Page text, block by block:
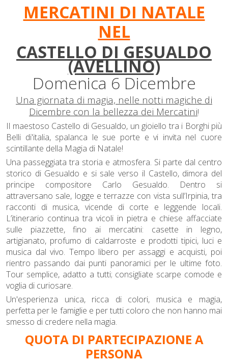
MERCATINI DI NATALE
NEL
CASTELLO DI GESUALDO
(AVELLINO)
Domenica 6 Dicembre
Una giornata di magia, nelle notti magiche di
Dicembre con la bellezza dei Mercatini!
Il maestoso Castello di Gesualdo, un gioiello tra i Borghi più
Belli di'italia, spalanca le sue porte e vi invita nel cuore
scintillante della Magia di Natale!
Una passeggiata tra storia e atmosfera. Si parte dal centro
storico di Gesualdo e si sale verso il Castello, dimora del
principe compositore Carlo Gesualdo. Dentro si
attraversano sale, logge e terrazze con vista sull’Irpinia, tra
racconti di musica, vicende di corte e leggende locali.
L’itinerario continua tra vicoli in pietra e chiese affacciate
sulle piazzette, fino ai mercatini: casette in legno,
artigianato, profumo di caldarroste e prodotti tipici, luci e
musica dal vivo. Tempo libero per assaggi e acquisti, poi
rientro passando dai punti panoramici per le ultime foto.
Tour semplice, adatto a tutti; consigliate scarpe comode e
voglia di curiosare.
Un'esperienza unica, ricca di colori, musica e magia,
perfetta per le famiglie e per tutti coloro che non hanno mai
smesso di credere nella magia.
QUOTA DI PARTECIPAZIONE A
PERSONA